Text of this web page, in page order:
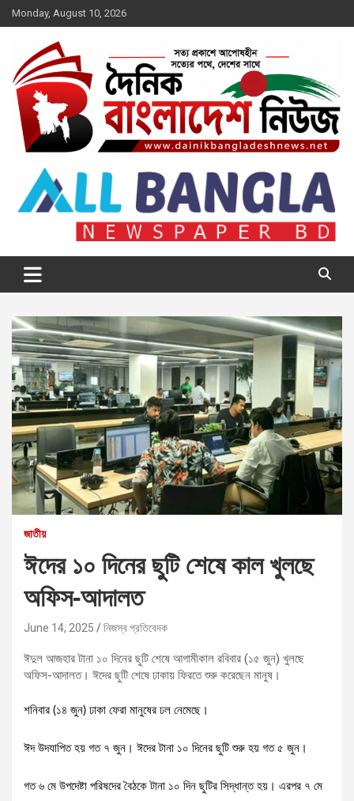
Skip
to
Monday, August 10, 2026
দৈনিক বাংলাদেশ নিউজ
জাতীয়
ঈদের ১০ দিনের ছুটি শেষে কাল খুলছে
অফিস-আদালত
June 14, 2025 নিজস্ব প্রতিবেদক
ঈদুল আজহার টানা ১০ দিনের ছুটি শেষে আগামীকাল রবিবার (১৫ জুন) খুলছে
অফিস-আদালত। ঈদের ছুটি শেষে ঢাকায় ফিরতে শুরু করেছেন মানুষ।
শনিবার (১৪ জুন) ঢাকা ফেরা মানুষের ঢল নেমেছে।
ঈদ উদযাপিত হয় গত ৭ জুন। ঈদের টানা ১০ দিনের ছুটি শুরু হয় গত ৫ জুন।
গত ৬ মে উপদেষ্টা পরিষদের বৈঠকে টানা ১০ দিন ছুটির সিদ্ধান্ত হয়। এরপর ৭ মে